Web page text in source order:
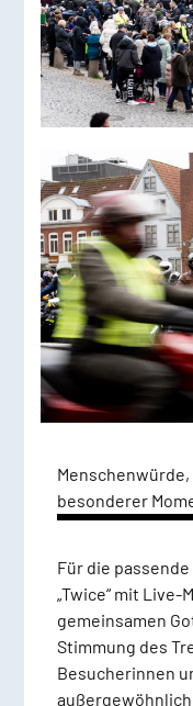
besonderer
Für die
„Twice“ mit Live-
gemeinsamen
Stimmung des
Besucherinnen